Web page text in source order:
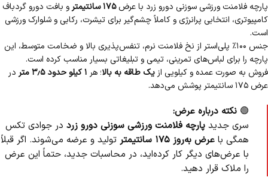
پارچه فلامنت ورزشی سوزنی دورو زرد با عرض۱۷۵ سانتیمتر
و بافت دورو گردباف
کامپیوتری، انتخابی پرانرژی و کاملاً چشم‌گیر برای تیشرت، رکابی و شلوارک ورزشی
است.
جنس ۱۰۰٪ پلی‌استر از نخ فلامنت نرم، تنفس‌پذیری بالا و ضخامت متوسط، این
پارچه را برای لباس‌های تمرینی، تیمی و تبلیغاتی بسیار مناسب کرده است.
فروش به صورت عمده و کیلویی ازیک طاقه به بالا؛ هر ۱ کیلو حدود ۳٫۵ متر
در
عرض ۱۷۵ سانتیمتر پوشش می‌دهد.
🟢 نکته درباره عرض:
سری جدید پارچه فلامنت ورزشی سوزنی دورو زرد در جوادی تکس
همگی با عرض به‌روز ۱۷۵ سانتیمتر
تولید و عرضه می‌شوند. اگر قبلاً
با عرض‌های دیگر کار کرده‌اید، در محاسبات جدید، حتماً این عرض
را ملاک قرار دهید.